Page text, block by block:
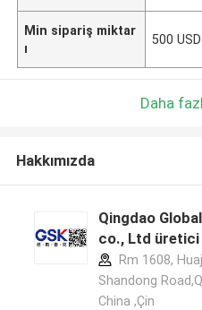
Min sipariş miktar
ı
500 USD
Daha
Hakkımızda
Qingdao
co., Ltd
Rm 1608,
Shandong
China ,Çin